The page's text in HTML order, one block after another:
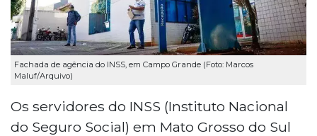
Fachada de agência do INSS, em Campo Grande (Foto: Marcos
Maluf/Arquivo)
Os servidores do INSS (Instituto Nacional
do Seguro Social) em Mato Grosso do Sul